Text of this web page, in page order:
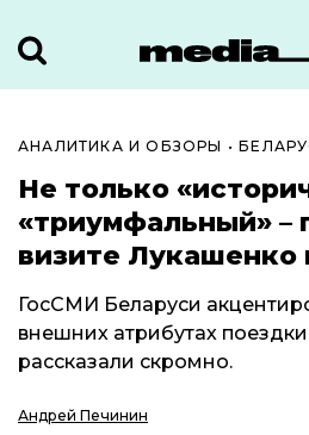
АНАЛИТИКА И ОБЗОРЫ •
Не только
«триумфальный» –
визите
ГосСМИ Беларуси
внешних атрибутах
рассказали скромно.
Андрей Печинин